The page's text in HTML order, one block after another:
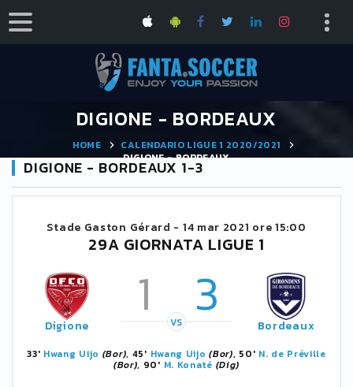
DIGIONE - BORDEAUX
HOME
CALENDARIO LIGUE 1 2020/2021
DIGIONE - BORDEAUX
DIGIONE - BORDEAUX 1-3
Stade Gaston Gérard - 14 mar 2021 ore 15:00
29A GIORNATA LIGUE 1
Digione 1 3
VS Bordeaux
33' Hwang Uijo (Bor), 45' Hwang Uijo (Bor), 50' N. de Préville
(Bor), 90' M. Konaté (Dig)